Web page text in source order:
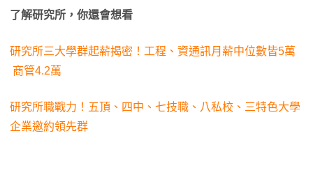
了解研究所，你還會想看
研究所三大學群起薪揭密！工程、資通訊月薪中位數皆5萬
商管4.2萬
研究所職戰力！五頂、四中、七技職、八私校、三特色大學
企業邀約領先群